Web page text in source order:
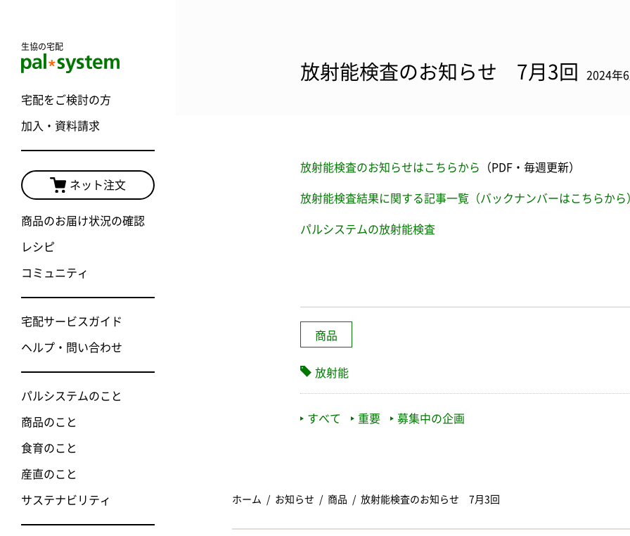
生協の宅配
宅配をご検討の方
加入・資料請求
ネット注文
商品のお届け状況の確認
レシピ
コミュニティ
宅配サービスガイド
ヘルプ・問い合わせ
パルシステムのこと
商品のこと
食育のこと
産直のこと
サステナビリティ
放射能検査のお知らせ 7月3回 2024年
放射能検査のお知らせはこちらから （PDF・毎週更新）
放射能検査結果に関する記事一覧（バックナンバーはこちらから
パルシステムの放射能検査
商品
放射能
すべて 重要 募集中の企画
ホーム お知らせ 商品 放射能検査のお知らせ 7月3回